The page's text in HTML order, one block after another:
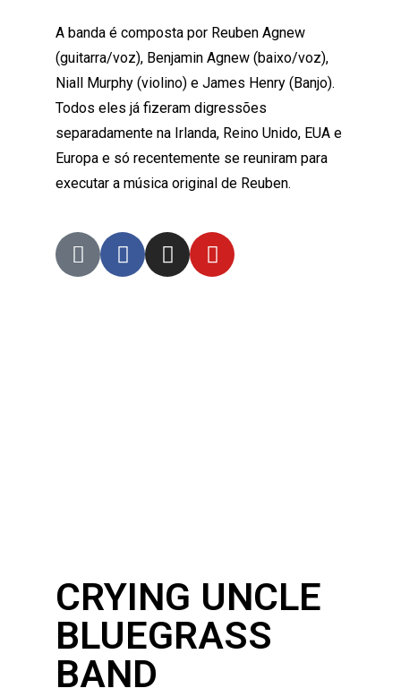
A banda é composta por Reuben Agnew
(guitarra/voz), Benjamin Agnew (baixo/voz),
Niall Murphy (violino) e James Henry (Banjo).
Todos eles já fizeram digressões
separadamente na Irlanda, Reino Unido, EUA e
Europa e só recentemente se reuniram para
executar a música original de Reuben.
CRYING UNCLE
BLUEGRASS
BAND